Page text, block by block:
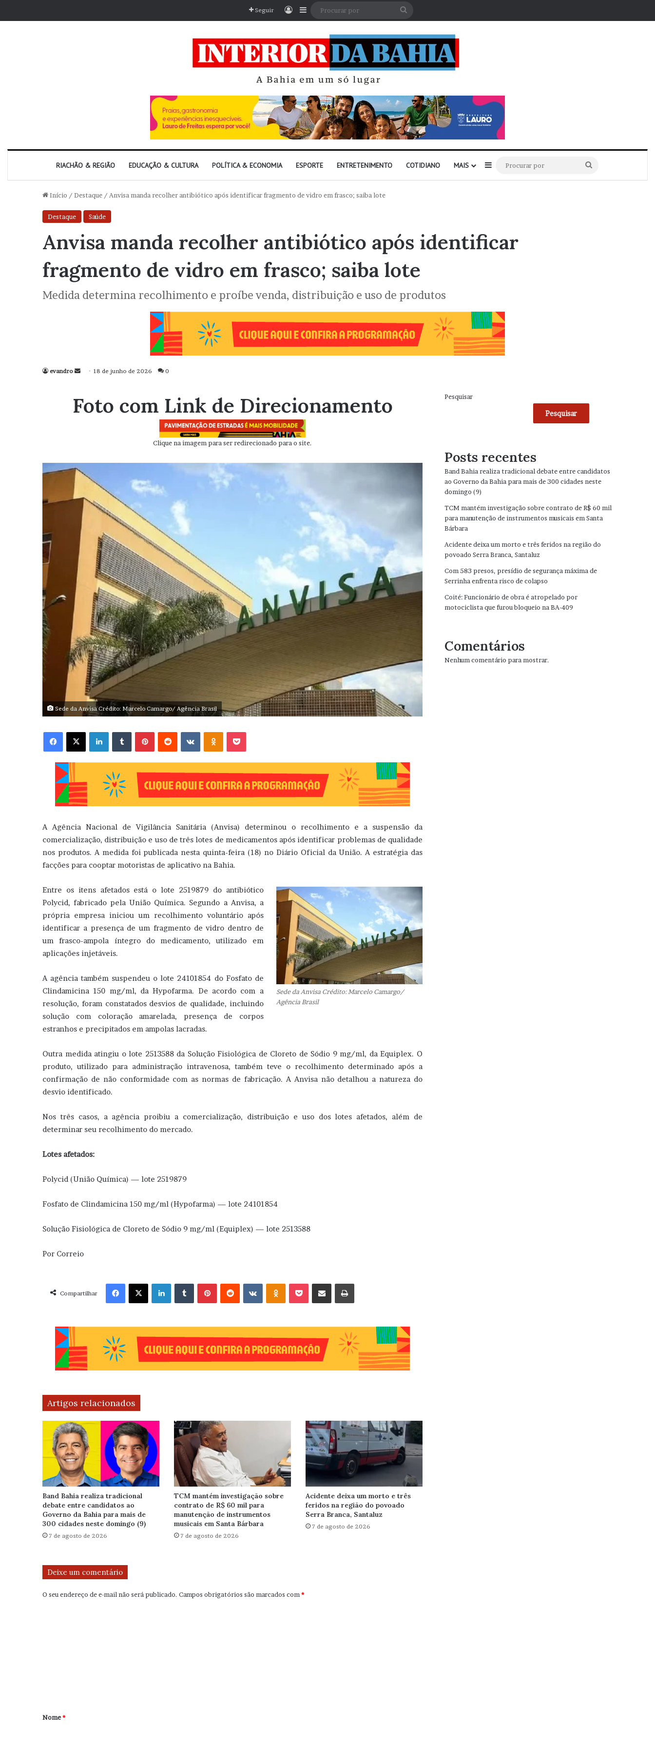
Seguir EntrarBarra Lateral
RIACHÃO & REGIÃO EDUCAÇÃO & CULTURA POLÍTICA & ECONOMIA ESPORTE ENTRETENIMENTO COTIDIANO MAIS Barra Lateral
por
Início / Destaque / Anvisa manda recolher antibiótico após identificar fragmento de vidro em frasco; saiba lote
Destaque Saúde
Anvisa manda recolher antibiótico após identificar
fragmento de vidro em frasco; saiba lote
Medida determina recolhimento e proíbe venda, distribuição e uso de produtos
evandro
Mande
mail
18 de junho de 2026 0
Foto com Link de Direcionamento
Clique na imagem para ser redirecionado para o site.
Sede da Anvisa Crédito: Marcelo Camargo/ Agência Brasil
Facebook X Linkedin VK OK
A Agência Nacional de Vigilância Sanitária (Anvisa) determinou o recolhimento e a suspensão da
comercialização, distribuição e uso de três lotes de medicamentos após identificar problemas de qualidade
nos produtos. A medida foi publicada nesta quinta-feira (18) no Diário Oficial da União. A estratégia das
facções para cooptar motoristas de aplicativo na Bahia.
Sede da Anvisa Crédito: Marcelo Camargo/
Agência Brasil
Entre os itens afetados está o lote 2519879 do antibiótico
Polycid, fabricado pela União Química. Segundo a Anvisa, a
própria empresa iniciou um recolhimento voluntário após
identificar a presença de um fragmento de vidro dentro de
um frasco-ampola íntegro do medicamento, utilizado em
aplicações injetáveis.
A agência também suspendeu o lote 24101854 do Fosfato de
Clindamicina 150 mg/ml, da Hypofarma. De acordo com a
resolução, foram constatados desvios de qualidade, incluindo
solução com coloração amarelada, presença de corpos
estranhos e precipitados em ampolas lacradas.
Outra medida atingiu o lote 2513588 da Solução Fisiológica de Cloreto de Sódio 9 mg/ml, da Equiplex. O
produto, utilizado para administração intravenosa, também teve o recolhimento determinado após a
confirmação de não conformidade com as normas de fabricação. A Anvisa não detalhou a natureza do
desvio identificado.
Nos três casos, a agência proibiu a comercialização, distribuição e uso dos lotes afetados, além de
determinar seu recolhimento do mercado.
Lotes afetados:
Polycid (União Química) — lote 2519879
Fosfato de Clindamicina 150 mg/ml (Hypofarma) — lote 24101854
Solução Fisiológica de Cloreto de Sódio 9 mg/ml (Equiplex) — lote 2513588
Por Correio
Compartilhar
Facebook X Linkedin VK OK
Artigos relacionados
Band Bahia realiza tradicional
debate entre candidatos ao
Governo da Bahia para mais de
300 cidades neste domingo (9)
7 de agosto de 2026
TCM mantém investigação sobre
contrato de R$ 60 mil para
manutenção de instrumentos
musicais em Santa Bárbara
7 de agosto de 2026
Acidente deixa um morto e três
feridos na região do povoado
Serra Branca, Santaluz
7 de agosto de 2026
Deixe um comentário
O seu endereço de e-mail não será publicado. Campos obrigatórios são marcados com*
r
Nome*
Pesquisar
Pesquisar
Posts recentes
Band Bahia realiza tradicional debate entre candidatos
ao Governo da Bahia para mais de 300 cidades neste
domingo (9)
TCM mantém investigação sobre contrato de R$ 60 mil
para manutenção de instrumentos musicais em Santa
Bárbara
Acidente deixa um morto e três feridos na região do
povoado Serra Branca, Santaluz
Com 583 presos, presídio de segurança máxima de
Serrinha enfrenta risco de colapso
Coité: Funcionário de obra é atropelado por
motociclista que furou bloqueio na BA-409
Comentários
Nenhum comentário para mostrar.